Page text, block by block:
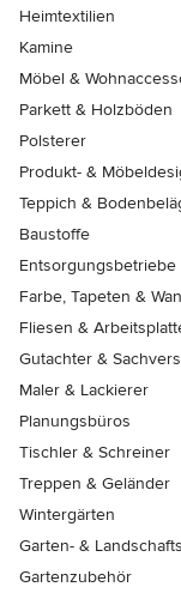
Heimtextilien
Kamine
Möbel &
Parkett & Holzböden
Polsterer
Produkt- &
Teppich &
Baustoffe
Entsorgungsbetriebe
Farbe, Tapeten &
Fliesen &
Gutachter &
Maler & Lackierer
Planungsbüros
Tischler & Schreiner
Treppen & Geländer
Wintergärten
Garten- &
Gartenzubehör